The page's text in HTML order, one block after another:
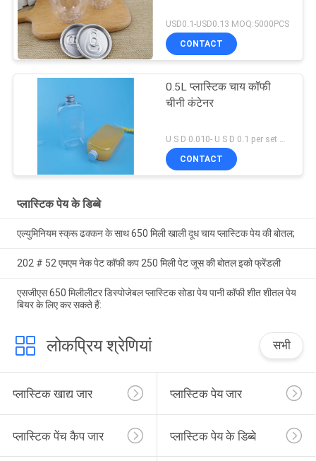
USD0.1-USD0.13 MOQ:5000PCS
CONTACT
0.5L प्लास्टिक चाय कॉफी
चीनी कंटेनर
CONTACT
प्लास्टिक पेय के डिब्बे
एल्युमिनियम स्क्रू ढक्कन के साथ 650 मिली खाली दूध चाय प्लास्टिक पेय की बोतल;
202 # 52 एमएम नेक पेट कॉफी कप 250 मिली पेट जूस की बोतल इको फ्रेंडली
एसजीएस 650 मिलीलीटर डिस्पोजेबल प्लास्टिक सोडा पेय पानी कॉफी शीत शीतल पेय
बियर के लिए कर सकते हैं:
लोकप्रिय श्रेणियां सभी
प्लास्टिक खाद्य जार प्लास्टिक पेय जार
प्लास्टिक पेंच कैप जार प्लास्टिक पेय के डिब्बे